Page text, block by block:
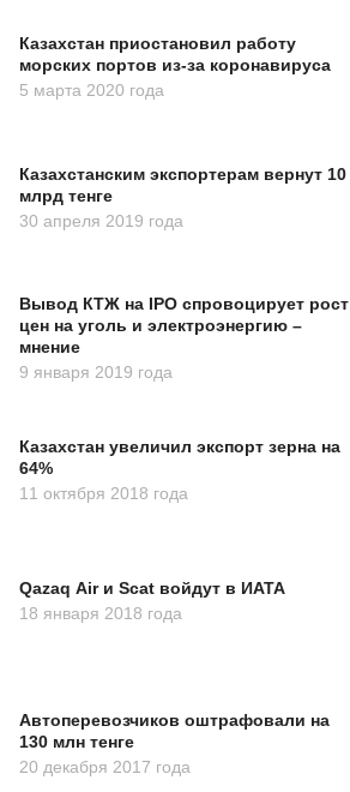
Казахстан приостановил работу
морских портов из-за коронавируса
5 марта 2020 года
Казахстанским экспортерам вернут 10
млрд тенге
30 апреля 2019 года
Вывод КТЖ на IPO спровоцирует рост
цен на уголь и электроэнергию –
мнение
9 января 2019 года
Казахстан увеличил экспорт зерна на
64%
11 октября 2018 года
Qazaq Air и Scat войдут в ИАТА
18 января 2018 года
Автоперевозчиков оштрафовали на
130 млн тенге
20 декабря 2017 года